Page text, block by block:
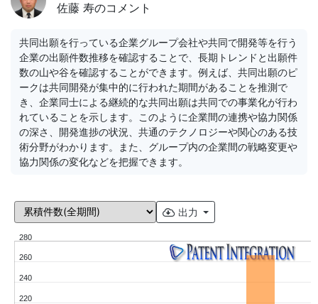
佐藤 寿のコメント
共同出願を行っている企業グループ会社や共同で開発等を行う
企業の出願件数推移を確認することで、長期トレンドと出願件
数の山や谷を確認することができます。例えば、共同出願のピ
ークは共同開発が集中的に行われた期間があることを推測で
き、企業同士による継続的な共同出願は共同での事業化が行わ
れていることを示します。このように企業間の連携や協力関係
の深さ、開発進捗の状況、共通のテクノロジーや関心のある技
術分野がわかります。また、グループ内の企業間の戦略変更や
協力関係の変化などを把握できます。
出力
220
240
260
280